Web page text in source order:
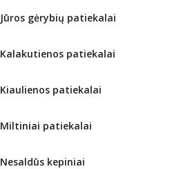
Jūros gėrybių patiekalai
Kalakutienos patiekalai
Kiaulienos patiekalai
Miltiniai patiekalai
Nesaldūs kepiniai